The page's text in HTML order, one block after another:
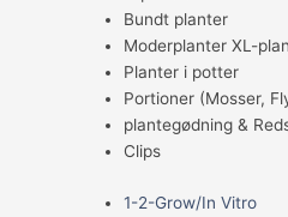
Bundt planter
Moderplanter XL-
Planter i potter
Portioner (Mosser,
plantegødning &
Clips
1-2-Grow/In Vitro